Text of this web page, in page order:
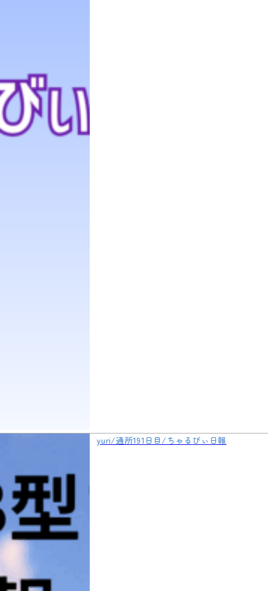
yuri/通所191日目/ちゃるびぃ日報